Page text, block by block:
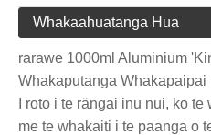
Whakaahuatanga Hua
rarawe 1000ml Aluminium
Whakaputanga Whakapaipai
I roto i te rängai inu nui, ko
me te whakaiti i te paanga o